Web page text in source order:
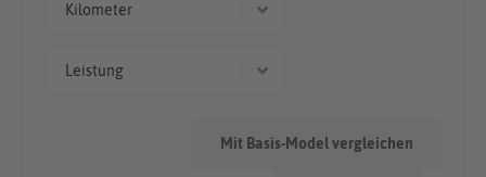
Kilometer
Leistung
Mit Basis-Model vergleichen